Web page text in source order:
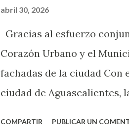
como cualquier persona
cuando ambas partes son
abril 30, 2026
Gracias al esfuerzo
Corazón Urbano y el
fachadas de la ciudad
ciudad de Aguascalientes,
COMPARTIR PUBLICAR UN